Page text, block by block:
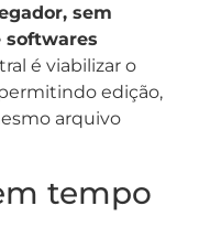
sem
softwares
é viabilizar o
edição,
arquivo
tempo